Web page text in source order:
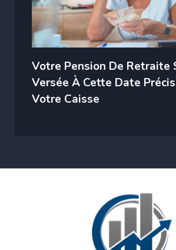
Votre Pension De Retraite
Versée À Cette Date
Votre Caisse